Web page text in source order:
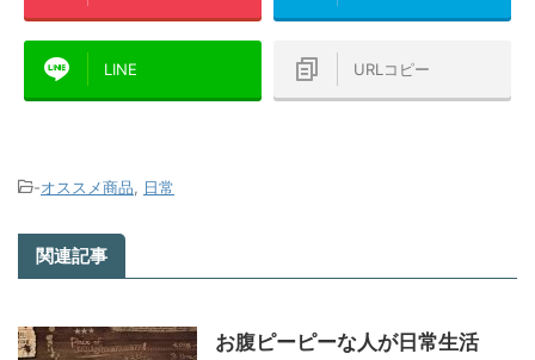
LINE URLコピー
-オススメ商品 日常
関連記事
お腹ピーピーな人が日常生活